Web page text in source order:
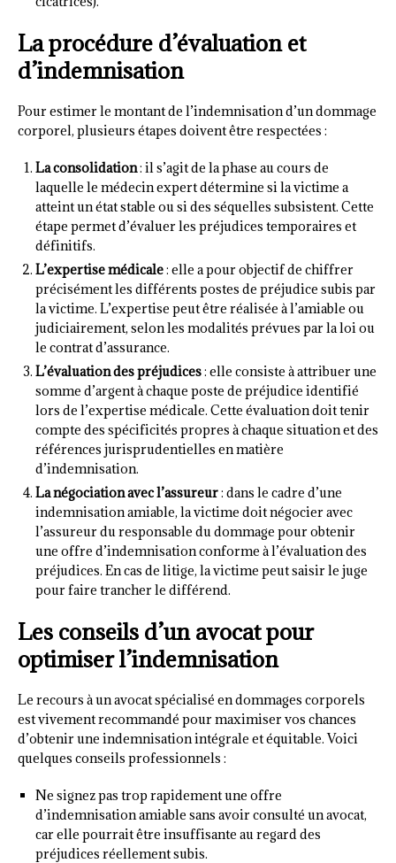
La procédure d’évaluation et
d’indemnisation
Pour estimer le montant de l’indemnisation d’un dommage
corporel, plusieurs étapes doivent être respectées :
La consolidation: il s’agit de la phase au cours de
laquelle le médecin expert détermine si la victime a
atteint un état stable ou si des séquelles subsistent. Cette
étape permet d’évaluer les préjudices temporaires et
définitifs.
L’expertise médicale: elle a pour objectif de chiffrer
précisément les différents postes de préjudice subis par
la victime. L’expertise peut être réalisée à l’amiable ou
judiciairement, selon les modalités prévues par la loi ou
le contrat d’assurance.
L’évaluation des préjudices: elle consiste à attribuer une
somme d’argent à chaque poste de préjudice identifié
lors de l’expertise médicale. Cette évaluation doit tenir
compte des spécificités propres à chaque situation et des
références jurisprudentielles en matière
d’indemnisation.
La négociation avec l’assureur: dans le cadre d’une
indemnisation amiable, la victime doit négocier avec
l’assureur du responsable du dommage pour obtenir
une offre d’indemnisation conforme à l’évaluation des
préjudices. En cas de litige, la victime peut saisir le juge
pour faire trancher le différend.
Les conseils d’un avocat pour
optimiser l’indemnisation
Le recours à un avocat spécialisé en dommages corporels
est vivement recommandé pour maximiser vos chances
d’obtenir une indemnisation intégrale et équitable. Voici
quelques conseils professionnels :
Ne signez pas trop rapidement une offre
d’indemnisation amiable sans avoir consulté un avocat,
car elle pourrait être insuffisante au regard des
préjudices réellement subis.